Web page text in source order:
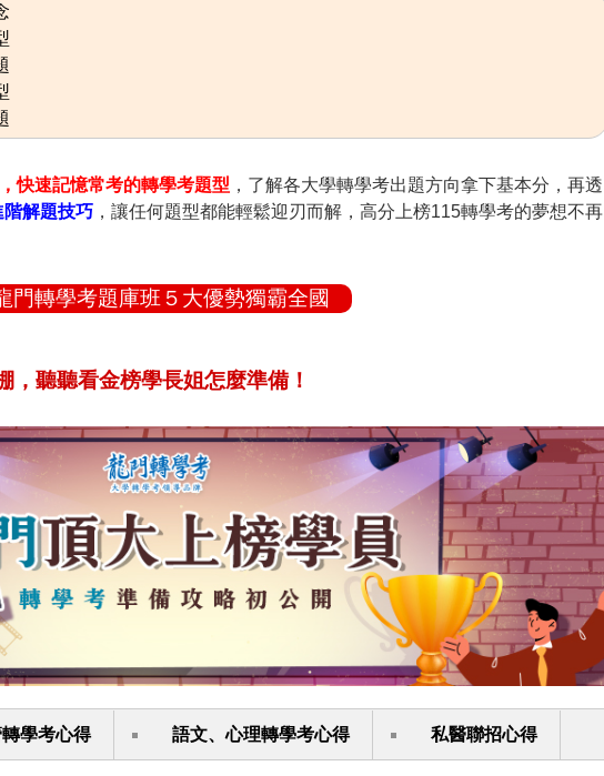
快速記憶常考的轉學考題型 ，了解各大學轉學考出題方向拿下基本分，再透
階解題技巧 ，讓任何題型都能輕鬆迎刃而解，高分上榜115轉學考的夢想不再
門轉學考題庫班５大優勢獨霸全國
，聽聽看金榜學長姐怎麼準備！
學考心得 語文、心理轉學考心得 私醫聯招心得